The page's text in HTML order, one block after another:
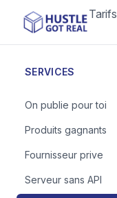
Tarifs
SERVICES
On publie pour toi
Produits gagnants
Fournisseur prive
Serveur sans API